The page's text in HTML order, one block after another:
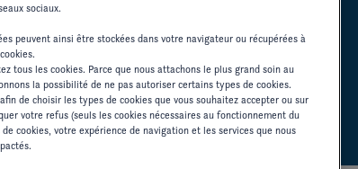
sociaux.
peuvent ainsi être stockées dans votre navigateur ou récupérées à
tous les cookies. Parce que nous attachons le plus grand soin au
la possibilité de ne pas autoriser certains types de cookies.
de choisir les types de cookies que vous souhaitez accepter ou sur
votre refus (seuls les cookies nécessaires au fonctionnement du
cookies, votre expérience de navigation et les services que nous